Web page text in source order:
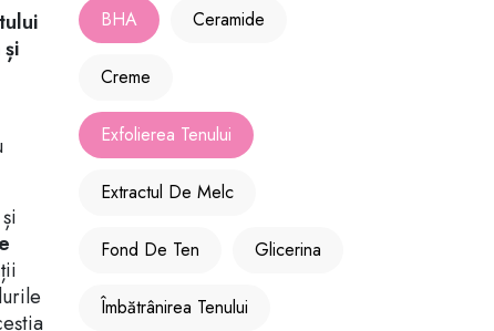
BHA Ceramide
Creme
Exfolierea Tenului
Extractul De Melc
Fond De Ten Glicerina
Îmbătrânirea Tenului